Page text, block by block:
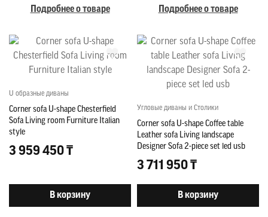
Подробнее о товаре Подробнее о товаре
U образные диваны
Corner sofa U-shape Chesterfield
Sofa Living room Furniture Italian
style
3 959 450 ₸
В корзину
Угловые диваны и Столики
Corner sofa U-shape Coffee table
Leather sofa Living landscape
Designer Sofa 2-piece set led usb
3 711 950 ₸
В корзину